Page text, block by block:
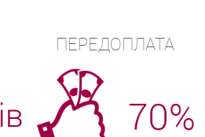
ПЕРЕДОПЛАТА